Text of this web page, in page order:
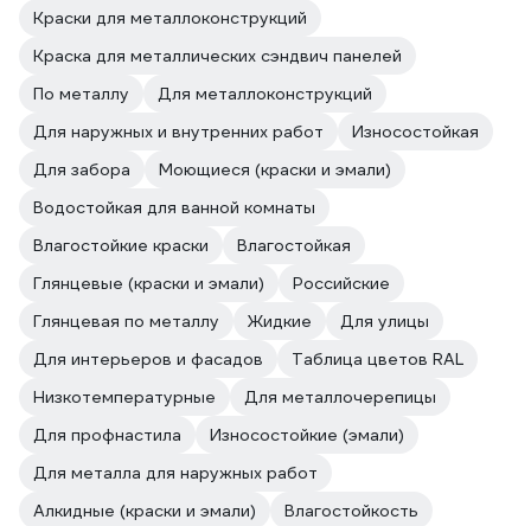
Краски для металлоконструкций
Краска для металлических сэндвич панелей
По металлу
Для металлоконструкций
Для наружных и внутренних работ
Износостойкая
Для забора
Моющиеся (краски и эмали)
Водостойкая для ванной комнаты
Влагостойкие краски
Влагостойкая
Глянцевые (краски и эмали)
Российские
Глянцевая по металлу
Жидкие
Для улицы
Для интерьеров и фасадов
Таблица цветов RAL
Низкотемпературные
Для металлочерепицы
Для профнастила
Износостойкие (эмали)
Для металла для наружных работ
Алкидные (краски и эмали)
Влагостойкость